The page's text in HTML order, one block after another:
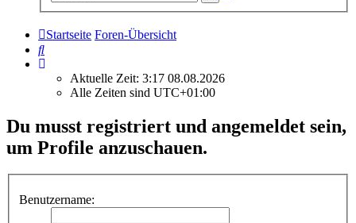
Startseite Foren-Übersicht
Suche
Aktuelle Zeit: 3:17 08.08.2026
Alle Zeiten sind UTC+01:00
Du musst registriert und angemeldet sein,
um Profile anzuschauen.
Benutzername: